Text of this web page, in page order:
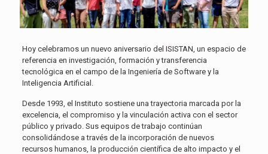
Hoy celebramos un nuevo aniversario del ISISTAN, un espacio de
referencia en investigación, formación y transferencia
tecnológica en el campo de la Ingeniería de Software y la
Inteligencia Artificial.
Desde 1993, el Instituto sostiene una trayectoria marcada por la
excelencia, el compromiso y la vinculación activa con el sector
público y privado. Sus equipos de trabajo continúan
consolidándose a través de la incorporación de nuevos
recursos humanos, la producción científica de alto impacto y el